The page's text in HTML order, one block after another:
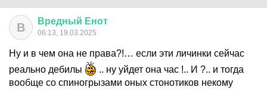
В Вредный Енот
06:13, 19.03.2025
Ну и в чем она не права?!… если эти личинки сейчас
реально дебилы
.. ну уйдет она час !.. И ?.. и тогда
вообще со спиногрызами оных стонотиков некому